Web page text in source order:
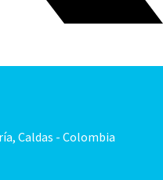
Caldas - Colombia